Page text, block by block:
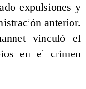
expulsiones y
anterior.
vinculó el
en el crimen